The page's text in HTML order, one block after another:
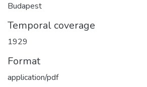
Budapest
Temporal coverage
1929
Format
application/pdf